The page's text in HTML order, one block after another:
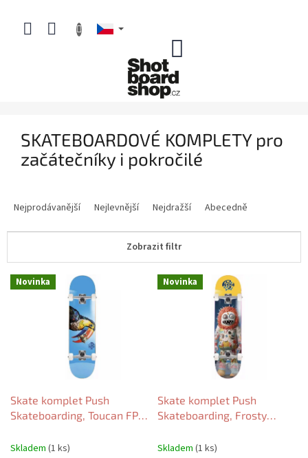
obsah
SKATEBOARDOVÉ KOMPLETY pro
začátečníky i pokročilé
e
í
Nejprodávanější Nejlevnější Nejdražší Abecedně
Zobrazit filtr
V
ý
d
u
t
Novinka
Skate komplet Push
Skateboarding, Toucan FP
Skladem (1 ks)
Novinka
Skate komplet Push
Skateboarding, Frosty
Skladem (1 ks)